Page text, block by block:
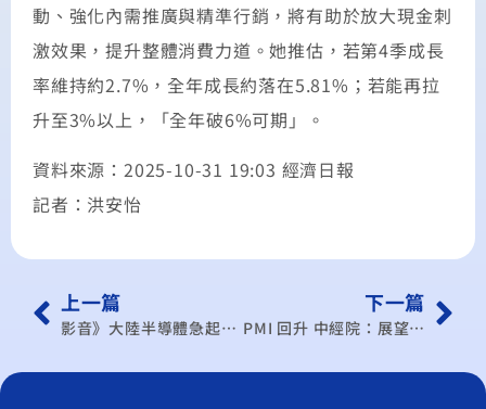
動、強化內需推廣與精準行銷，將有助於放大現金刺
激效果，提升整體消費力道。她推估，若第4季成長
率維持約2.7%，全年成長約落在5.81%；若能再拉
升至3%以上，「全年破6%可期」。
資料來源：2025-10-31 19:03 經濟日報
記者：洪安怡
上一篇
影音》大陸半導體急起直追 黃仁勳語出驚人:僅差「幾奈秒」｜十點不一樣20251029‬
下一篇
PMI 回升 中經院：展望保守